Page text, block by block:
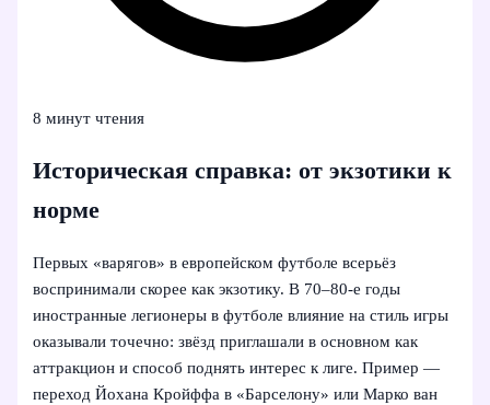
8 минут чтения
Историческая справка: от экзотики к
норме
Первых «варягов» в европейском футболе всерьёз
воспринимали скорее как экзотику. В 70–80‑е годы
иностранные легионеры в футболе влияние на стиль игры
оказывали точечно: звёзд приглашали в основном как
аттракцион и способ поднять интерес к лиге. Пример —
переход Йохана Кройффа в «Барселону» или Марко ван